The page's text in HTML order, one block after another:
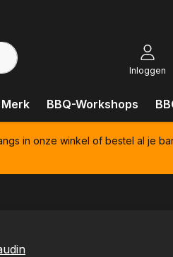
Inloggen
BBQ-Workshops
in onze winkel of bestel al je